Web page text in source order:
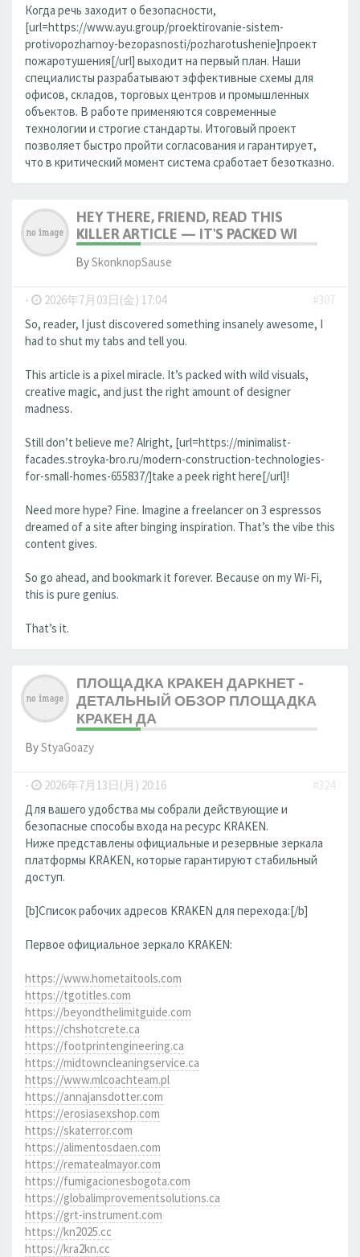
Когда речь заходит о безопасности,
[url=https://www.ayu.group/proektirovanie-sistem-
protivopozharnoy-bezopasnosti/pozharotushenie]проект
пожаротушения[/url] выходит на первый план. Наши
специалисты разрабатывают эффективные схемы для
офисов, складов, торговых центров и промышленных
объектов. В работе применяются современные
технологии и строгие стандарты. Итоговый проект
позволяет быстро пройти согласования и гарантирует,
что в критический момент система сработает безотказно.
HEY THERE, FRIEND, READ THIS
KILLER ARTICLE — IT'S PACKED WI
BySkonknopSause
- 2026年7月03日(金) 17:04
#307
So, reader, I just discovered something insanely awesome, I
had to shut my tabs and tell you.
This article is a pixel miracle. It’s packed with wild visuals,
creative magic, and just the right amount of designer
madness.
Still don’t believe me? Alright, [url=https://minimalist-
facades.stroyka-bro.ru/modern-construction-technologies-
for-small-homes-655837/]take a peek right here[/url]!
Need more hype? Fine. Imagine a freelancer on 3 espressos
dreamed of a site after binging inspiration. That’s the vibe this
content gives.
So go ahead, and bookmark it forever. Because on my Wi-Fi,
this is pure genius.
That’s it.
ПЛОЩАДКА КРАКЕН ДАРКНЕТ -
ДЕТАЛЬНЫЙ ОБЗОР ПЛОЩАДКА
КРАКЕН ДА
ByStyaGoazy
- 2026年7月13日(月) 20:16
#324
Для вашего удобства мы собрали действующие и
безопасные способы входа на ресурс KRAKEN.
Ниже представлены официальные и резервные зеркала
платформы KRAKEN, которые гарантируют стабильный
доступ.
[b]Список рабочих адресов KRAKEN для перехода:[/b]
Первое официальное зеркало KRAKEN:
https://www.hometaitools.com
https://tgotitles.com
https://beyondthelimitguide.com
https://chshotcrete.ca
https://footprintengineering.ca
https://midtowncleaningservice.ca
https://www.mlcoachteam.pl
https://annajansdotter.com
https://erosiasexshop.com
https://skaterror.com
https://alimentosdaen.com
https://rematealmayor.com
https://fumigacionesbogota.com
https://globalimprovementsolutions.ca
https://grt-instrument.com
https://kn2025.cc
https://kra2kn.cc